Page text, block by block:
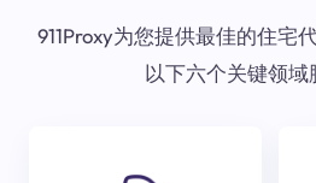
911Proxy为您提供最佳的住宅
以下六个关键领域